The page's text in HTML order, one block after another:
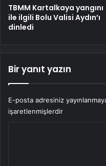
TBMM Kartalkaya yangını
ile ilgili Bolu Valisi Aydın’ı
dinledi
Bir yanıt yazın
E-posta adresiniz
işaretlenmişlerdir